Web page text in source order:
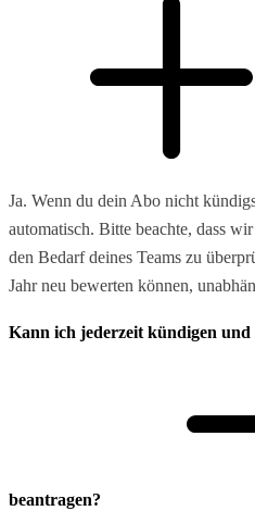
Ja. Wenn du dein Abo nicht
automatisch. Bitte beachte, dass
den Bedarf deines Teams zu
Jahr neu bewerten können,
Kann ich jederzeit kündigen
beantragen?